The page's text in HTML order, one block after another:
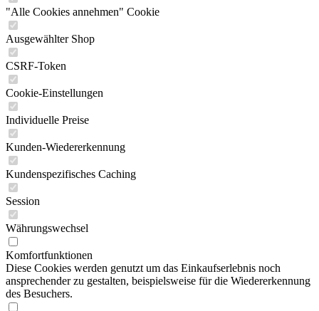
"Alle Cookies annehmen" Cookie
Ausgewählter Shop
CSRF-Token
Cookie-Einstellungen
Individuelle Preise
Kunden-Wiedererkennung
Kundenspezifisches Caching
Session
Währungswechsel
Komfortfunktionen
Diese Cookies werden genutzt um das Einkaufserlebnis noch
ansprechender zu gestalten, beispielsweise für die Wiedererkennung
des Besuchers.